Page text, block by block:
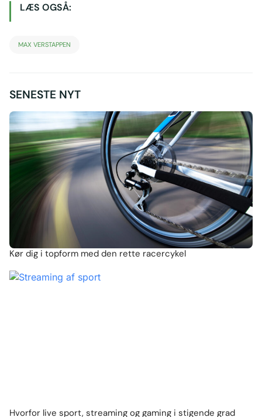
LÆS OGSÅ:
MAX VERSTAPPEN
SENESTE NYT
Kør dig i topform med den rette racercykel
Hvorfor live sport, streaming og gaming i stigende grad